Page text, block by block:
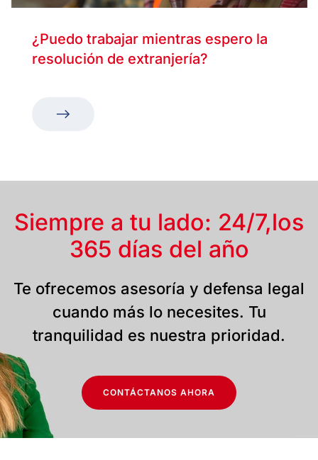
¿Puedo trabajar mientras espero la
resolución de extranjería?
Siempre a tu lado: 24/7,los
365 días del año
Te ofrecemos asesoría y defensa legal
cuando más lo necesites. Tu
tranquilidad es nuestra prioridad.
CONTÁCTANOS AHORA